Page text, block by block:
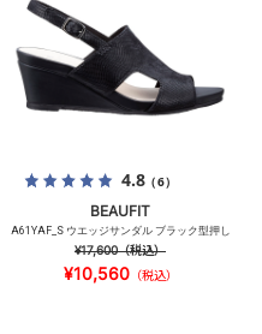
4.8（6）
BEAUFIT
A61YAF_S ウエッジサンダル ブラック型押し
¥17,600（税込）
¥10,560（税込）